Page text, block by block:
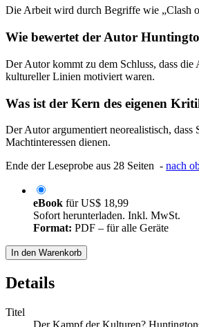
Die Arbeit wird durch Begriffe wie „Clash
Wie bewertet der Autor
Der Autor kommt zu dem Schluss, dass
kultureller Linien motiviert waren.
Was ist der Kern des eigenen
Der Autor argumentiert neorealistisch,
Machtinteressen dienen.
Ende der Leseprobe aus 28 Seiten - nach
eBook fürUS$ 18,99
Sofort herunterladen. Inkl. MwSt.
Format: PDF – für alle Geräte
In den Warenkorb
Details
Titel